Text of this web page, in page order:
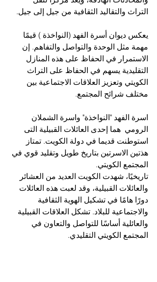
التراث والتقاليد الثقافية من جيل إلى جيل.
يعكس ديوان أسرة الفهد (النواخذة ) قيمًا
مهمة مثل الوحدة والتواصل والتفاهم. إن
الاستمرار في الحفاظ على هذه المنازل
التقليدية يسهم في الحفاظ على التراث
الكويتي وتعزيز العلاقات الاجتماعية بين
مختلف شرائح المجتمع.
اسرة الفهد "النواخذة" واسرة الشملان
الرومي  هما إحدى العائلات القبيلية التى
استوطنت قديما في دولة الكويت. تمتاز
هذتين الاسرتين بتاريخ طويل وتقليد قوي في
المجتمع الكويتي.
تاريخيًا، شهدت الكويت العديد من العشائر
والعائلات القبيلية، وقد لعبت هذه العائلات
دورًا هامًا في تشكيل الهوية الثقافية
والاجتماعية للبلاد. تشكل العلاقات القبيلية
والعائلية أساسًا للتواصل والتعاون في
المجتمع الكويتي التقليدي.